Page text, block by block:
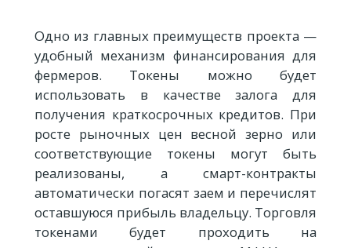
Одно из главных преимуществ проекта —
удобный механизм финансирования для
фермеров. Токены можно будет
использовать в качестве залога для
получения краткосрочных кредитов. При
росте рыночных цен весной зерно или
соответствующие токены могут быть
реализованы, а смарт-контракты
автоматически погасят заем и перечислят
оставшуюся прибыль владельцу. Торговля
токенами будет проходить на